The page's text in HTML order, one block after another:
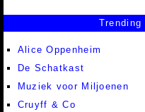
Trending
Alice Oppenheim
De Schatkast
Muziek voor Miljoenen
Cruyff & Co